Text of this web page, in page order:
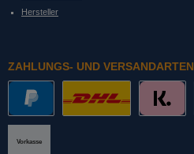
Hersteller
ZAHLUNGS- UND VERSANDARTEN
Vorkasse